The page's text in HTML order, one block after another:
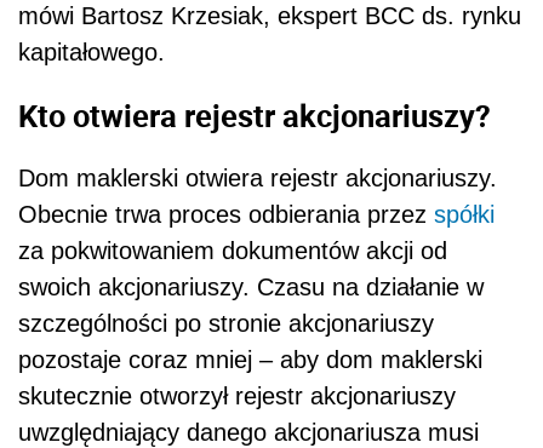
mówi Bartosz Krzesiak, ekspert BCC ds. rynku
kapitałowego.
Kto otwiera rejestr akcjonariuszy?
Dom maklerski otwiera rejestr akcjonariuszy.
Obecnie trwa proces odbierania przez spółki
za pokwitowaniem dokumentów akcji od
swoich akcjonariuszy. Czasu na działanie w
szczególności po stronie akcjonariuszy
pozostaje coraz mniej – aby dom maklerski
skutecznie otworzył rejestr akcjonariuszy
uwzględniający danego akcjonariusza musi